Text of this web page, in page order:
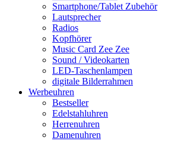
Smartphone/Tablet Zubehör
Lautsprecher
Radios
Kopfhörer
Music Card Zee Zee
Sound / Videokarten
LED-Taschenlampen
digitale Bilderrahmen
Werbeuhren
Bestseller
Edelstahluhren
Herrenuhren
Damenuhren